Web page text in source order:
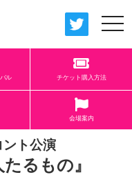
ル チケット購入方法
会場案内
ト公演
るもの』